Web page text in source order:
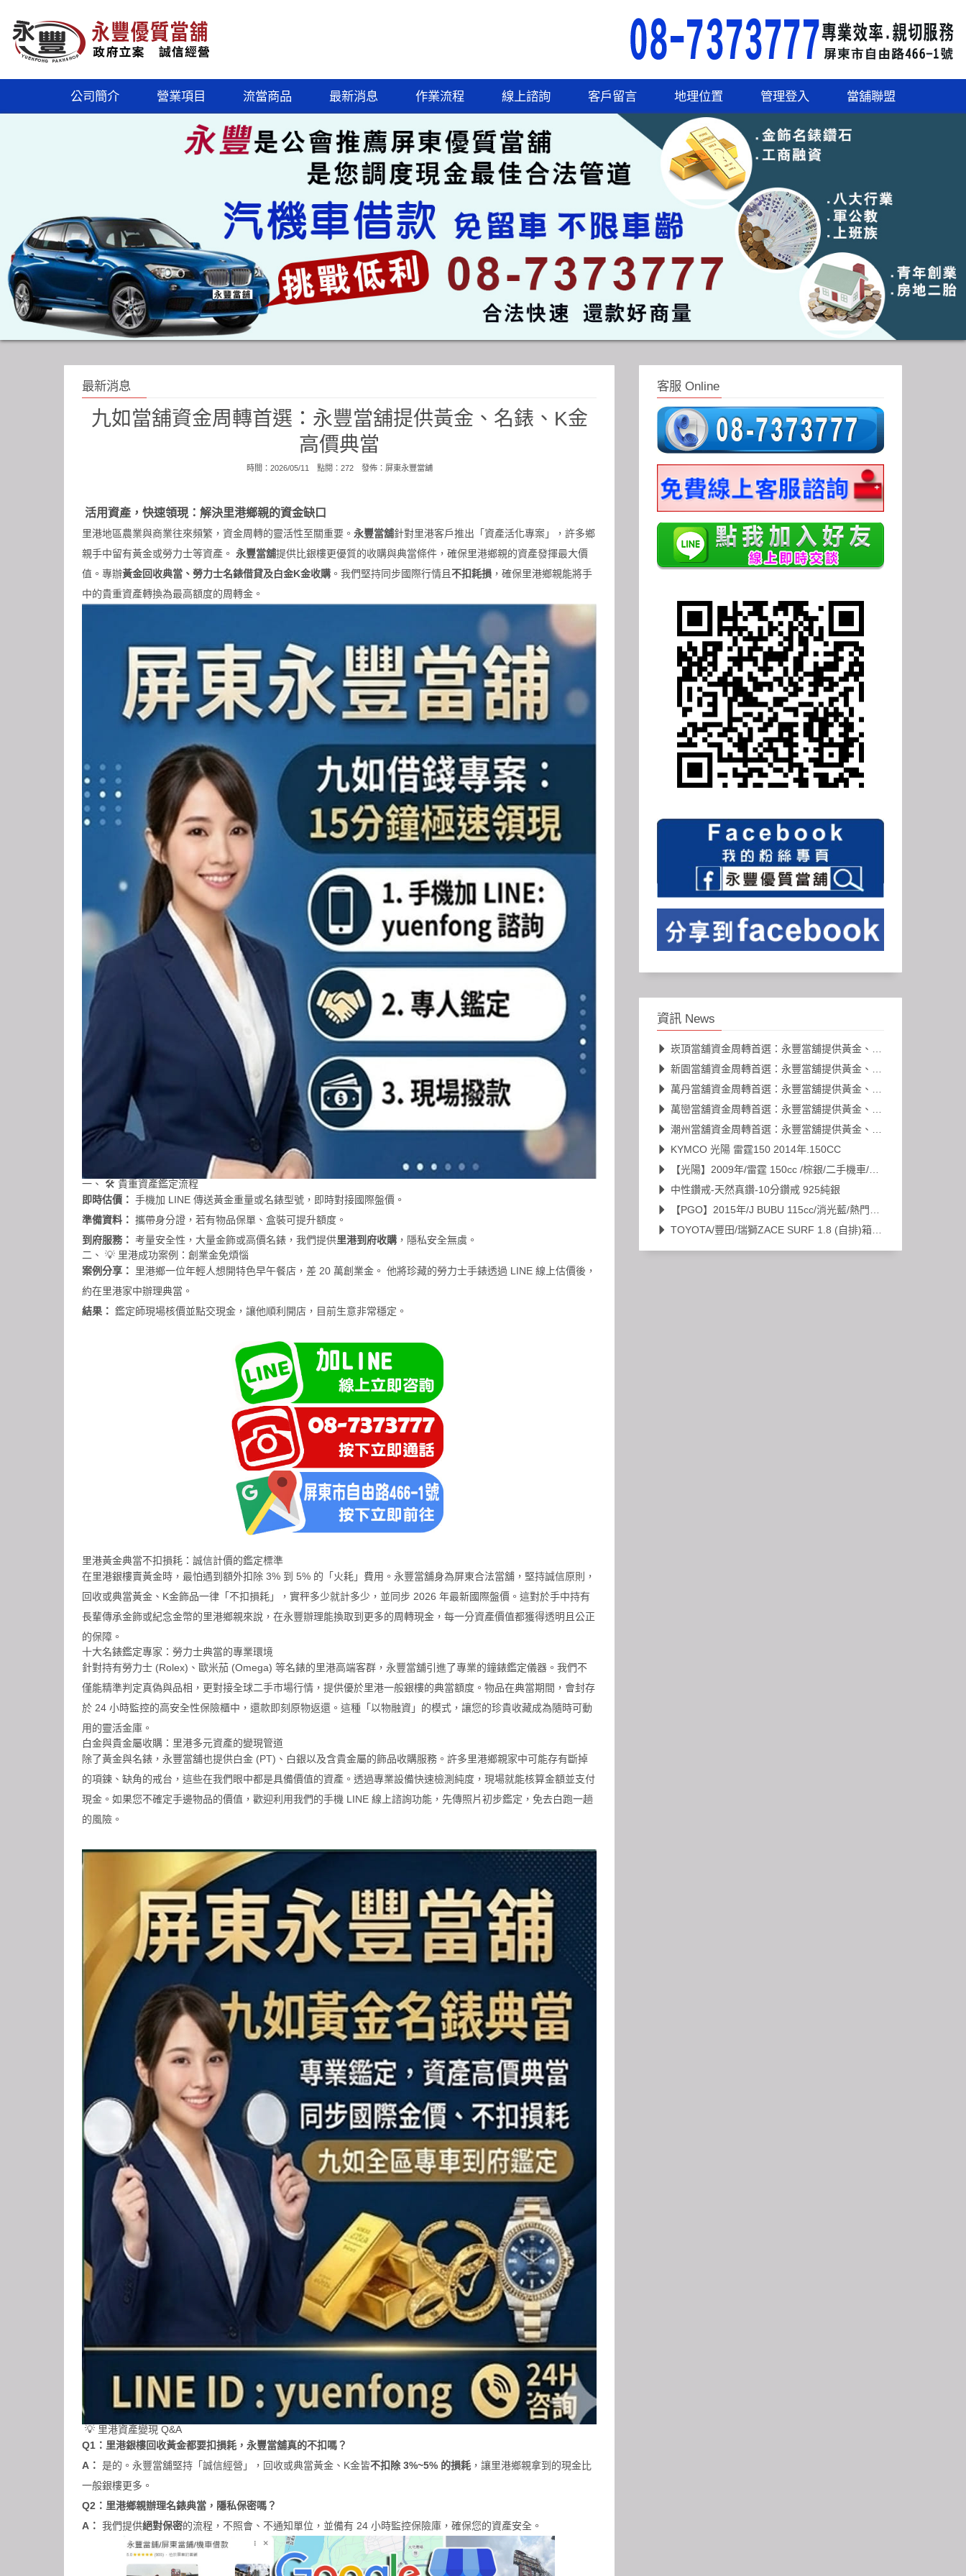
公司簡介 營業項目 流當商品 最新消息 作業流程 線上諮詢 客戶留言 地理位置 管理登入 當舖聯盟
最新消息
九如當舖資金周轉首選：永豐當舖提供黃金、名錶、K金
高價典當
時間：2026/05/11 點閱：272 發佈： 屏東永豐當舖
活用資產，快速領現：解決里港鄉親的資金缺口
里港地區農業與商業往來頻繁，資金周轉的靈活性至關重要。 永豐當舖針對里港客戶推出「資產活化專案」，許多鄉
親手中留有黃金或勞力士等資產。 永豐當舖提供比銀樓更優質的收購與典當條件，確保里港鄉親的資產發揮最大價
值。專辦黃金回收典當、勞力士名錶借貸及白金K金收購 。我們堅持同步國際行情且 不扣耗損 ，確保里港鄉親能將手
中的貴重資產轉換為最高額度的周轉金。
一、 🛠️ 貴重資產鑑定流程
即時估價： 手機加 LINE 傳送黃金重量或名錶型號，即時對接國際盤價。
準備資料： 攜帶身分證，若有物品保單、盒裝可提升額度。
到府服務： 考量安全性，大量金飾或高價名錶，我們提供里港到府收購 ，隱私安全無虞。
二、 💡 里港成功案例：創業金免煩惱
案例分享：
里港鄉一位年輕人想開特色早午餐店，差 20 萬創業金。 他將珍藏的勞力士手錶透過 LINE 線上估價後，
約在里港家中辦理典當。
結果： 鑑定師現場核價並點交現金，讓他順利開店，目前生意非常穩定。
里港黃金典當不扣損耗：誠信計價的鑑定標準
在里港銀樓賣黃金時，最怕遇到額外扣除 3% 到 5% 的「火耗」費用。永豐當舖身為屏東合法當舖，堅持誠信原則，
回收或典當黃金、K金飾品一律「不扣損耗」，實秤多少就計多少，並同步 2026 年最新國際盤價。這對於手中持有
長輩傳承金飾或紀念金幣的里港鄉親來說，在永豐辦理能換取到更多的周轉現金，每一分資產價值都獲得透明且公正
的保障。
十大名錶鑑定專家：勞力士典當的專業環境
針對持有勞力士 (Rolex)、歐米茄 (Omega) 等名錶的里港高端客群，永豐當舖引進了專業的鐘錶鑑定儀器。我們不
僅能精準判定真偽與品相，更對接全球二手市場行情，提供優於里港一般銀樓的典當額度。物品在典當期間，會封存
於 24 小時監控的高安全性保險櫃中，還款即刻原物返還。這種「以物融資」的模式，讓您的珍貴收藏成為隨時可動
用的靈活金庫。
白金與貴金屬收購：里港多元資產的變現管道
除了黃金與名錶， 永豐當舖也提供白金 (PT)、白銀以及含貴金屬的飾品收購服務。許多里港鄉親家中可能存有斷掉
的項鍊、缺角的戒台，這些在我們眼中都是具備價值的資產。透過專業設備快速檢測純度，現場就能核算金額並支付
現金。如果您不確定手邊物品的價值，歡迎利用我們的手機 LINE 線上諮詢功能，先傳照片初步鑑定，免去白跑一趟
的風險。
💡 里港資產變現 Q&A
Q1：里港銀樓回收黃金都要扣損耗，永豐當舖真的不扣嗎？
A： 是的。永豐當舖堅持「誠信經營」，回收或典當黃金、K金皆不扣除 3%~5% 的損耗 ，讓里港鄉親拿到的現金比
一般銀樓更多。
Q2：里港鄉親辦理名錶典當，隱私保密嗎？
A： 我們提供絕對保密的流程，不照會、不通知單位，並備有 24 小時監控保險庫，確保您的資產安全。
客服 Online
資訊 News
崁頂當舖資金周轉首選：永豐當舖提供黃金、名錶、K金高價典當
新園當舖資金周轉首選：永豐當舖提供黃金、名錶、K金高價典當
萬丹當舖資金周轉首選：永豐當舖提供黃金、名錶、K金高價典當
萬巒當舖資金周轉首選：永豐當舖提供黃金、名錶、K金高價典當
潮州當舖資金周轉首選：永豐當舖提供黃金、名錶、K金高價典當
KYMCO 光陽 雷霆150 2014年.150CC
【光陽】2009年/雷霆 150cc /棕銀/二手機車/代步車
中性鑽戒-天然真鑽-10分鑽戒 925純銀
【PGO】2015年/J BUBU 115cc/消光藍/熱門車款/二手機車/代步車
TOYOTA/豐田/瑞獅ZACE SURF 1.8 (自排)箱型車